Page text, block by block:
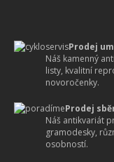
Prodej
Náš kamenný
listy, kvalitní
novoročenky.
Prodej
Náš antikvariát
gramodesky,
osobností.